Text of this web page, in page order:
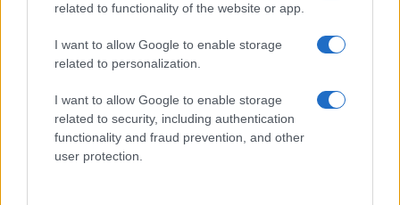
related to functionality of the website or app.
I want to allow Google to enable storage
related to personalization.
I want to allow Google to enable storage
related to security, including authentication
functionality and fraud prevention, and other
user protection.
Euro Gsm
Xiaomi 15T Pro